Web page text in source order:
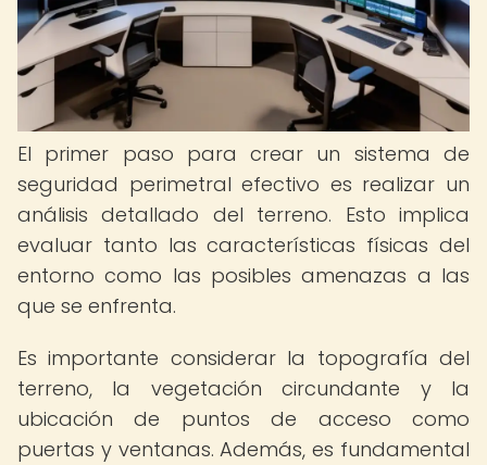
El primer paso para crear un sistema de
seguridad perimetral efectivo es realizar un
análisis detallado del terreno. Esto implica
evaluar tanto las características físicas del
entorno como las posibles amenazas a las
que se enfrenta.
Es importante considerar la topografía del
terreno, la vegetación circundante y la
ubicación de puntos de acceso como
puertas y ventanas. Además, es fundamental